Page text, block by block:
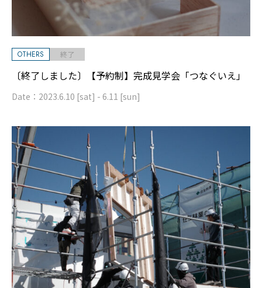
〔終了しました〕【予約制】完成見学会「つなぐいえ」
Date： 2023.6.10 [sat] - 6.11 [sun]
OTHERS 終了